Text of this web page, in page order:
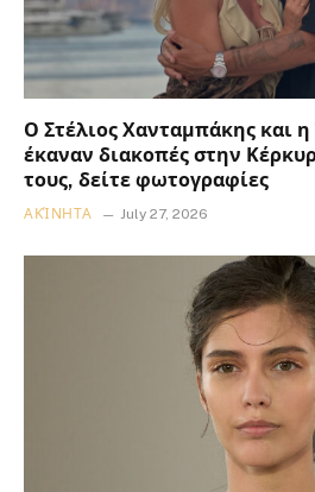
Ο Στέλιος Χανταμπάκης και
έκαναν διακοπές στην
τους, δείτε φωτογραφίες
ΑΚΊΝΗΤΑ July 27, 2026